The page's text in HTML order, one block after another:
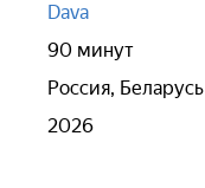
Dava
90 минут
Россия, Беларусь
2026